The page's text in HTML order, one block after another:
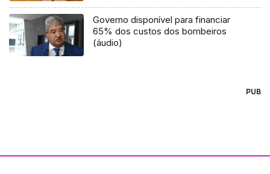
Governo disponível para financiar
65% dos custos dos bombeiros
(áudio)
PUB